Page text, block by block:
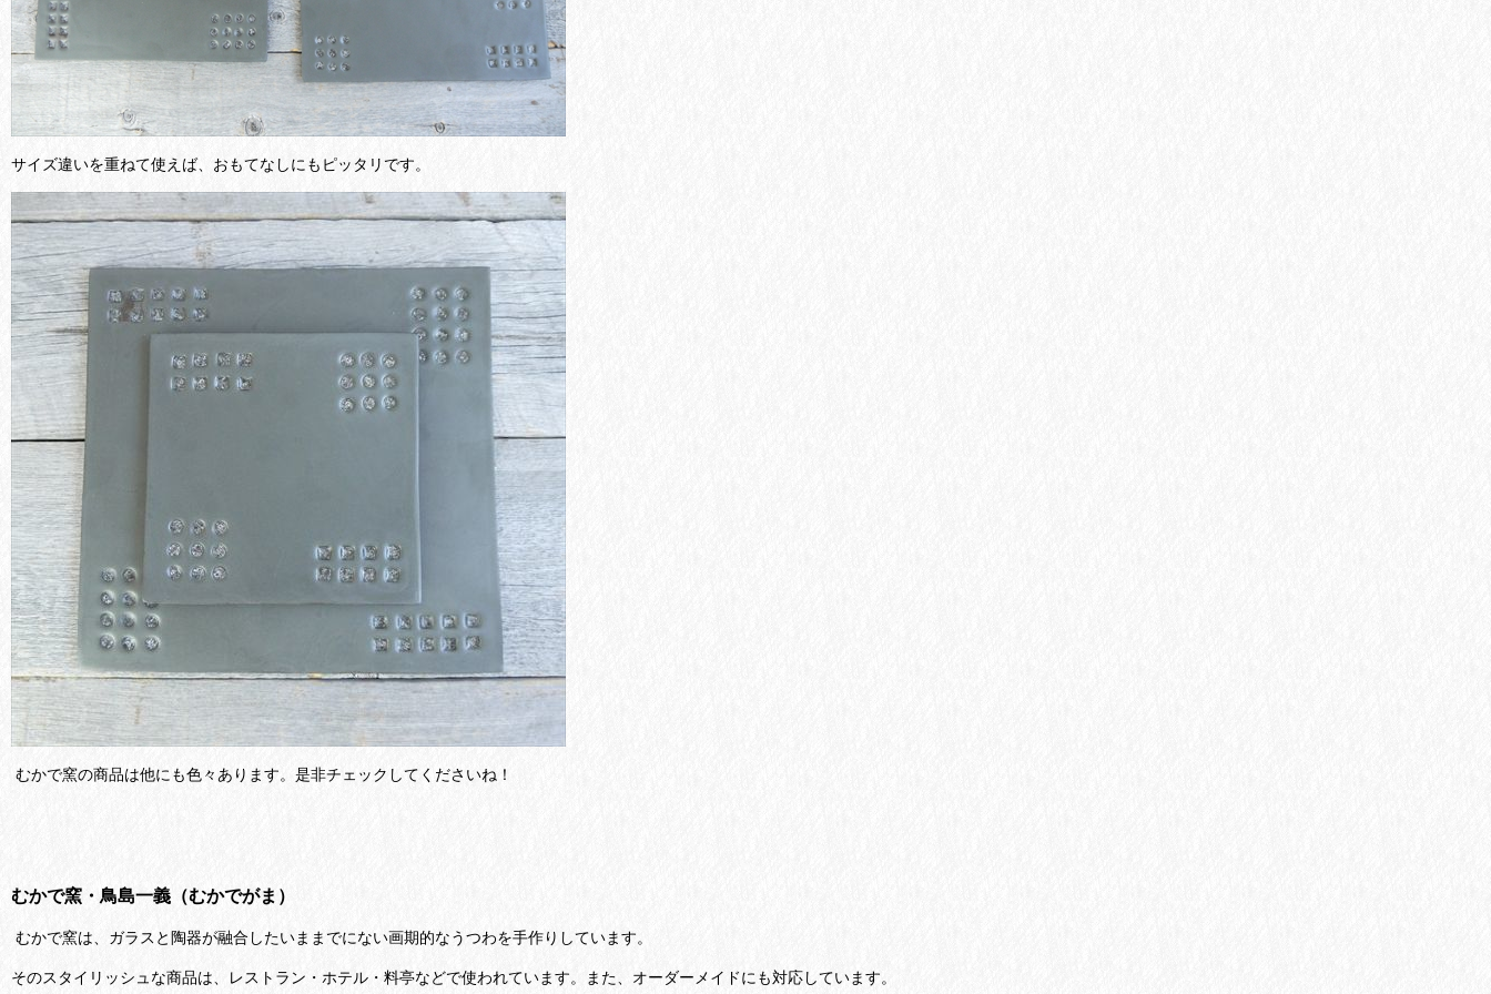
サイズ違いを重ねて使えば、おもてなしにもピッタリです。
むかで窯の商品は他にも色々あります。是非チェックしてくださいね！
むかで窯・鳥島一義（むかでがま）
むかで窯は、ガラスと陶器が融合したいままでにない画期的なうつわを手作りしています。
そのスタイリッシュな商品は、レストラン・ホテル・料亭などで使われています。また、オーダーメイドにも対応しています。